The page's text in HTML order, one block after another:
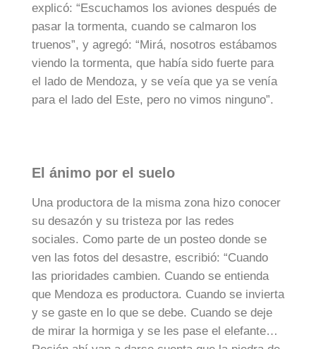
explicó: “Escuchamos los aviones después de
pasar la tormenta, cuando se calmaron los
truenos”, y agregó: “Mirá, nosotros estábamos
viendo la tormenta, que había sido fuerte para
el lado de Mendoza, y se veía que ya se venía
para el lado del Este, pero no vimos ninguno”.
El ánimo por el suelo
Una productora de la misma zona hizo conocer
su desazón y su tristeza por las redes
sociales. Como parte de un posteo donde se
ven las fotos del desastre, escribió: “Cuando
las prioridades cambien. Cuando se entienda
que Mendoza es productora. Cuando se invierta
y se gaste en lo que se debe. Cuando se deje
de mirar la hormiga y se les pase el elefante…